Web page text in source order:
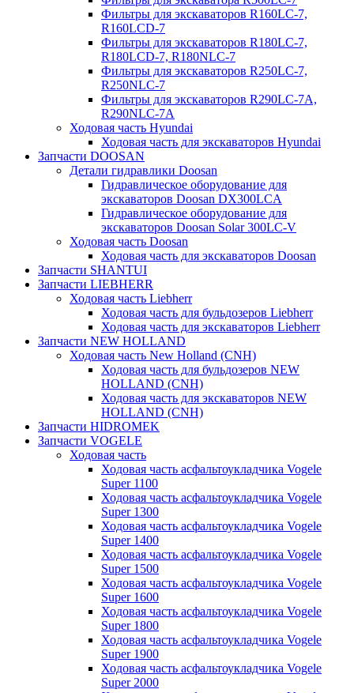
Фильтры для экскаваторов R160LC-7,
R160LCD-7
Фильтры для экскаваторов R180LC-7,
R180LCD-7, R180NLC-7
Фильтры для экскаваторов R250LC-7,
R250NLC-7
Фильтры для экскаваторов R290LC-7A,
R290NLC-7A
Ходовая часть Hyundai
Ходовая часть для экскаваторов Hyundai
Запчасти DOOSAN
Детали гидравлики Doosan
Гидравлическое оборудование для
экскаваторов Doosan DX300LCA
Гидравлическое оборудование для
экскаваторов Doosan Solar 300LC-V
Ходовая часть Doosan
Ходовая часть для экскаваторов Doosan
Запчасти SHANTUI
Запчасти LIEBHERR
Ходовая часть Liebherr
Ходовая часть для бульдозеров Liebherr
Ходовая часть для экскаваторов Liebherr
Запчасти NEW HOLLAND
Ходовая часть New Holland (CNH)
Ходовая часть для бульдозеров NEW
HOLLAND (CNH)
Ходовая часть для экскаваторов NEW
HOLLAND (CNH)
Запчасти HIDROMEK
Запчасти VOGELE
Ходовая часть
Ходовая часть асфальтоукладчика Vogele
Super 1100
Ходовая часть асфальтоукладчика Vogele
Super 1300
Ходовая часть асфальтоукладчика Vogele
Super 1400
Ходовая часть асфальтоукладчика Vogele
Super 1500
Ходовая часть асфальтоукладчика Vogele
Super 1600
Ходовая часть асфальтоукладчика Vogele
Super 1800
Ходовая часть асфальтоукладчика Vogele
Super 1900
Ходовая часть асфальтоукладчика Vogele
Super 2000